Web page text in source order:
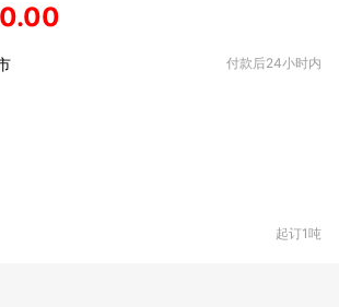
付款后24小时内
起订1吨